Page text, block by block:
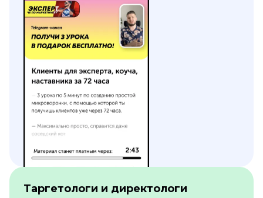
Таргетологи и директологи